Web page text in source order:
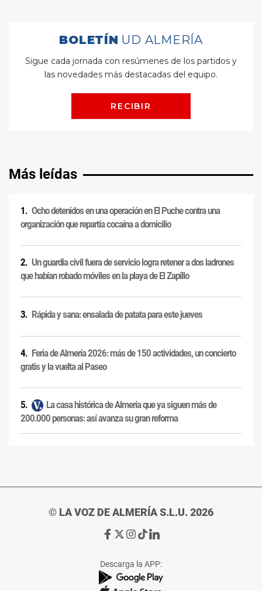
Más leídas
Ocho detenidos en una operación en El Puche contra una
organización que repartía cocaína a domicilio
Un guardia civil fuera de servicio logra retener a dos ladrones
que habían robado móviles en la playa de El Zapillo
Rápida y sana: ensalada de patata para este jueves
Feria de Almería 2026: más de 150 actividades, un concierto
gratis y la vuelta al Paseo
La casa histórica de Almería que ya siguen más de
200.000 personas: así avanza su gran reforma
© LA VOZ DE ALMERÍA S.L.U. 2026
Ir
de
La
Ir
de
La
Ir
de
La
Ir
de
La
Ir
de
La
Descarga la APP: